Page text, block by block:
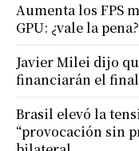
Aumenta los FPS
GPU: ¿vale la pena?
Javier Milei dijo
financiarán el
Brasil elevó la
“provocación sin